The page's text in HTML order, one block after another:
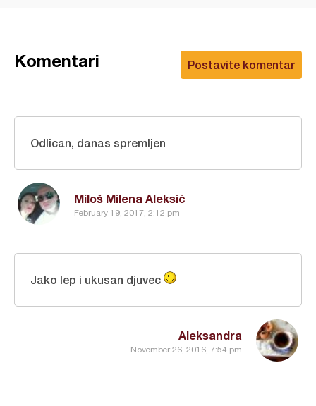
Postavite komentar
Komentari
Miloš Milena Aleksić
February 19, 2017, 2:12 pm
Odlican, danas spremljen
Aleksandra
November 26, 2016, 7:54 pm
Jako lep i ukusan djuvec